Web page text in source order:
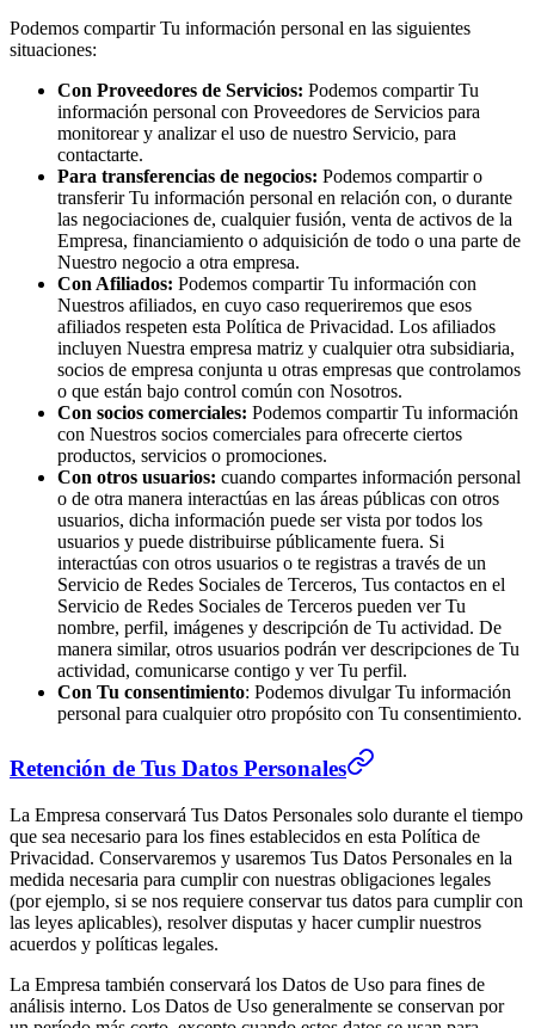
Podemos compartir Tu información personal en las siguientes
situaciones:
Con Proveedores de Servicios: Podemos compartir Tu
información personal con Proveedores de Servicios para
monitorear y analizar el uso de nuestro Servicio, para
contactarte.
Para transferencias de negocios: Podemos compartir o
transferir Tu información personal en relación con, o durante
las negociaciones de, cualquier fusión, venta de activos de la
Empresa, financiamiento o adquisición de todo o una parte de
Nuestro negocio a otra empresa.
Con Afiliados: Podemos compartir Tu información con
Nuestros afiliados, en cuyo caso requeriremos que esos
afiliados respeten esta Política de Privacidad. Los afiliados
incluyen Nuestra empresa matriz y cualquier otra subsidiaria,
socios de empresa conjunta u otras empresas que controlamos
o que están bajo control común con Nosotros.
Con socios comerciales: Podemos compartir Tu información
con Nuestros socios comerciales para ofrecerte ciertos
productos, servicios o promociones.
Con otros usuarios: cuando compartes información personal
o de otra manera interactúas en las áreas públicas con otros
usuarios, dicha información puede ser vista por todos los
usuarios y puede distribuirse públicamente fuera. Si
interactúas con otros usuarios o te registras a través de un
Servicio de Redes Sociales de Terceros, Tus contactos en el
Servicio de Redes Sociales de Terceros pueden ver Tu
nombre, perfil, imágenes y descripción de Tu actividad. De
manera similar, otros usuarios podrán ver descripciones de Tu
actividad, comunicarse contigo y ver Tu perfil.
Con Tu consentimiento: Podemos divulgar Tu información
personal para cualquier otro propósito con Tu consentimiento.
Retención de Tus Datos Personales
La Empresa conservará Tus Datos Personales solo durante el tiempo
que sea necesario para los fines establecidos en esta Política de
Privacidad. Conservaremos y usaremos Tus Datos Personales en la
medida necesaria para cumplir con nuestras obligaciones legales
(por ejemplo, si se nos requiere conservar tus datos para cumplir con
las leyes aplicables), resolver disputas y hacer cumplir nuestros
acuerdos y políticas legales.
La Empresa también conservará los Datos de Uso para fines de
análisis interno. Los Datos de Uso generalmente se conservan por